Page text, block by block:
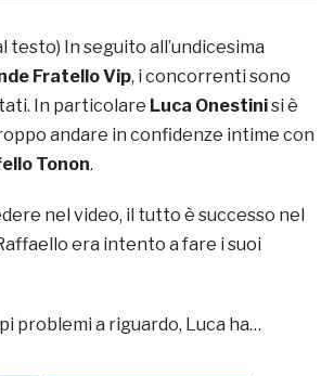
testo) In seguito all’undicesima
Fratello Vip, i concorrenti sono
In particolare Luca Onestinisi è
andare in confidenze intime con
Tonon.
nel video, il tutto è successo nel
era intento a fare i suoi
problemi a riguardo, Luca ha…